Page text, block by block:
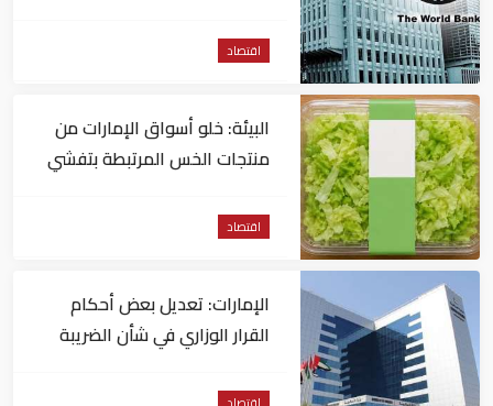
اقتصاد
البيئة: خلو أسواق الإمارات من
منتجات الخس المرتبطة بتفشي
اقتصاد
الإمارات: تعديل بعض أحكام
القرار الوزاري في شأن الضريبة